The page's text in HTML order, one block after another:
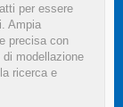
per essere
Ampia
precisa con
modellazione
ricerca e